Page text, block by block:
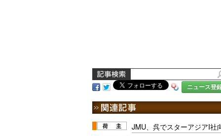
ニュース登
JMU、呉でスターアジアI社